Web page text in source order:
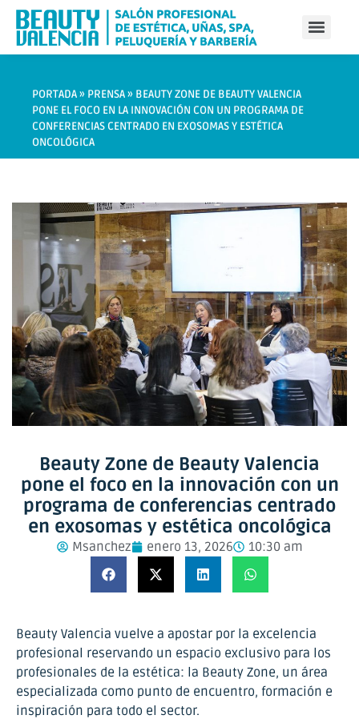
PORTADA» PRENSA» BEAUTY ZONE DE BEAUTY VALENCIA
PONE EL FOCO EN LA INNOVACIÓN CON UN PROGRAMA DE
CONFERENCIAS CENTRADO EN EXOSOMAS Y ESTÉTICA
ONCOLÓGICA
Beauty Zone de Beauty Valencia
pone el foco en la innovación con un
programa de conferencias centrado
en exosomas y estética oncológica
Msanchez enero 13, 2026 10:30 am
Beauty Valencia vuelve a apostar por la excelencia
profesional reservando un espacio exclusivo para los
profesionales de la estética: la Beauty Zone, un área
especializada como punto de encuentro, formación e
inspiración para todo el sector.